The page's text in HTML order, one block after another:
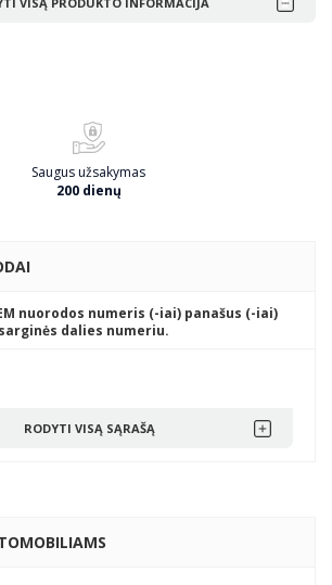
Saugus užsakymas
200 dienų
nuorodos numeris (-iai) panašus (-iai)
dalies numeriu.
RODYTI VISĄ SĄRAŠĄ